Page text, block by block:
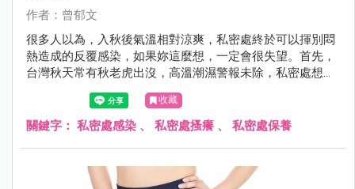
作者：曾郁文
很多人以為，入秋後氣溫相對涼爽，私密處終於可以揮別悶
熱造成的反覆感染，如果妳這麼想，一定會很失望。首先，
台灣秋天常有秋老虎出沒，高溫潮濕警報未除，私密處想要
遠離搔癢感染有難度，另一方面，很多人以為感染問題出在
外在環境，卻忽略內在環境也可能成為幫兇。
收藏
關鍵字： 私密處感染 、 私密處搔癢 、 私密處保養